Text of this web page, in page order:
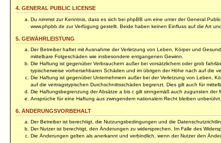
4. GENERAL PUBLIC LICENSE
Du nimmst zur Kenntnis, dass es sich bei phpBB um eine unter der General
www.phpbb.de zur Verfügung gestellt. Beide haben keinen Einfluss auf die Art
5. GEWÄHRLEISTUNG
Der Betreiber haftet mit Ausnahme der Verletzung von Leben, Körper und
mittelbare Folgeschäden wie insbesondere entgangenen Gewinn.
Die Haftung ist gegenüber Verbrauchern außer bei vorsätzlichem oder grob
typischerweise vorhersehbaren Schäden und im übrigen der Höhe nach auf die
Die Haftung ist gegenüber Unternehmern außer bei der Verletzung von Leben,
auf die vertragstypischen Durchschnittsschäden begrenzt. Dies gilt auch für
Die Haftungsbegrenzung der Absätze a bis c gilt sinngemäß auch zugunsten der
Ansprüche für eine Haftung aus zwingendem nationalem Recht bleiben unberührt.
6. ÄNDERUNGSVORBEHALT
Der Betreiber ist berechtigt, die Nutzungsbedingungen und die
Der Nutzer ist berechtigt, den Änderungen zu widersprechen. Im Falle des
Die Änderungen gelten als anerkannt und verbindlich, wenn der Nutzer den